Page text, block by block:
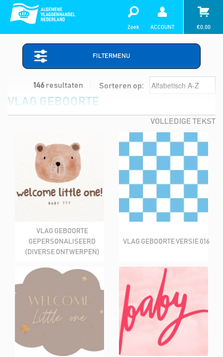
Zoek ACCOUNT €0,00
FILTERMENU
146 resultaten Sorteren op:
VLAG GEBOORTE
VOLLEDIGE TEKST
VLAG GEBOORTE
GEPERSONALISEERD
(DIVERSE ONTWERPEN)
VLAG GEBOORTE VERSIE 016